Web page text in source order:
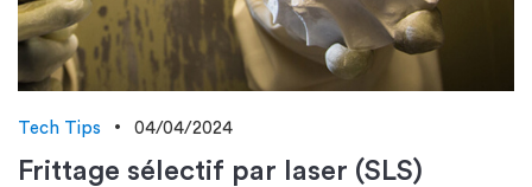
Tech Tips 04/04/2024
Frittage sélectif par laser (SLS)